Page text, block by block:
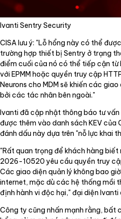
Ivanti Sentry Security
CISA lưu ý: "Lỗ hổng này có thể
trường hợp thiết bị Sentry ở trạng
điểm cuối của nó có thể tiếp cận từ
với EPMM hoặc quyền truy cập
Neurons cho MDM sẽ khiến các
bởi các tác nhân bên ngoài."
Ivanti đã cập nhật thông báo tư vấn
được thêm vào danh sách KEV của
đánh dấu này dựa trên "nỗ lực khai
"Rất quan trọng để khách hàng
2026-10520 yêu cầu quyền truy
Các giao diện quản lý không bao
internet, mặc dù các hệ thống mồi
định hành vi độc hại," đại diện Ivanti
Công ty cũng nhấn mạnh rằng, bất